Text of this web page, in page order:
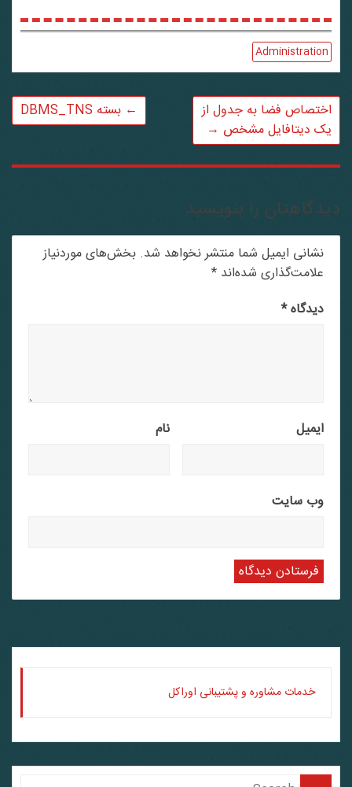
Administration
بسته DBMS_TNS
اختصاص فضا به جدول از
یک دیتافایل مشخص→
را بنویسید
نشانی ایمیل شما منتشر نخواهد شد. بخش‌های موردنیاز
علامت‌گذاری شده‌اند*
دیدگاه*
ایمیل
وب‌ سایت
خدمات مشاوره و پشتیبانی اوراکل